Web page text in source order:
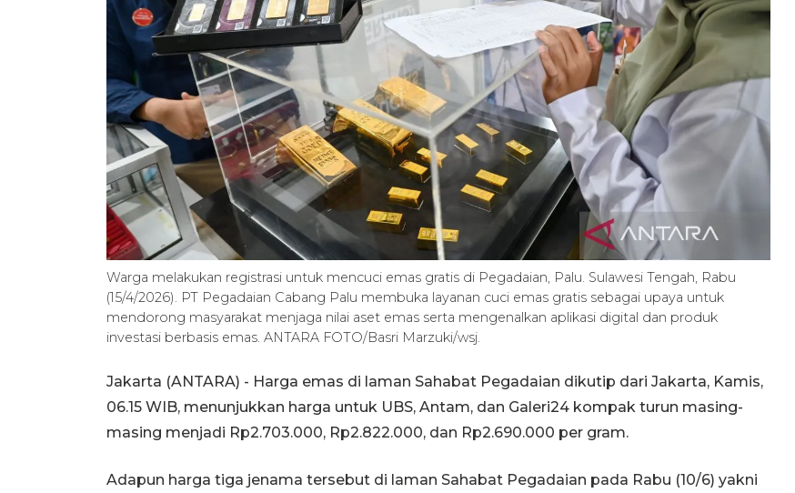
Warga melakukan registrasi untuk mencuci emas gratis di Pegadaian, Palu. Sulawesi Tengah, Rabu
(15/4/2026). PT Pegadaian Cabang Palu membuka layanan cuci emas gratis sebagai upaya untuk
mendorong masyarakat menjaga nilai aset emas serta mengenalkan aplikasi digital dan produk
investasi berbasis emas. ANTARA FOTO/Basri Marzuki/wsj.
Jakarta (ANTARA) - Harga emas di laman Sahabat Pegadaian dikutip dari Jakarta, Kamis,
06.15 WIB, menunjukkan harga untuk UBS, Antam, dan Galeri24 kompak turun masing-
masing menjadi Rp2.703.000, Rp2.822.000, dan Rp2.690.000 per gram.
Adapun harga tiga jenama tersebut di laman Sahabat Pegadaian pada Rabu (10/6) yakni